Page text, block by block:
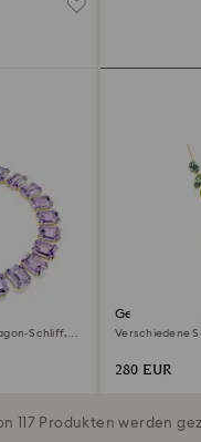
Schliff,
Gema Y-
Verschiedene
280 EUR
117 Produkten werden